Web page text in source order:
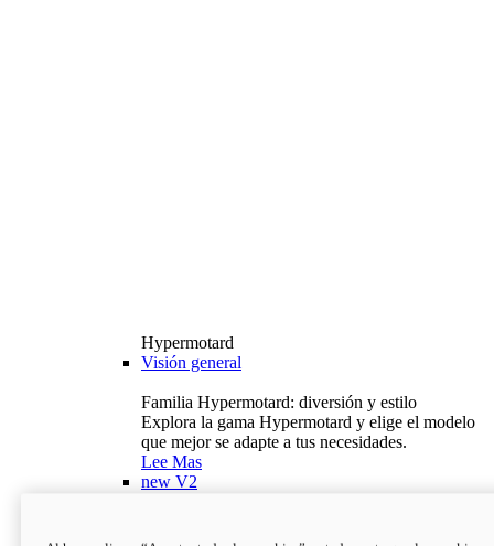
Hypermotard
Visión general
Familia Hypermotard: diversión y estilo
Explora la gama Hypermotard y elige el modelo
que mejor se adapte a tus necesidades.
Lee Mas
new V2
120,4 hp
Potencia